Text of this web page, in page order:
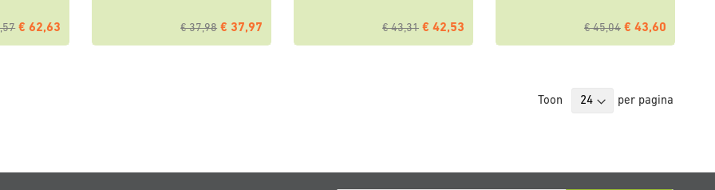
€ 62,63 € 37,98 € 37,97 € 43,31 € 42,53 € 45,04 € 43,60
Toon per pagina